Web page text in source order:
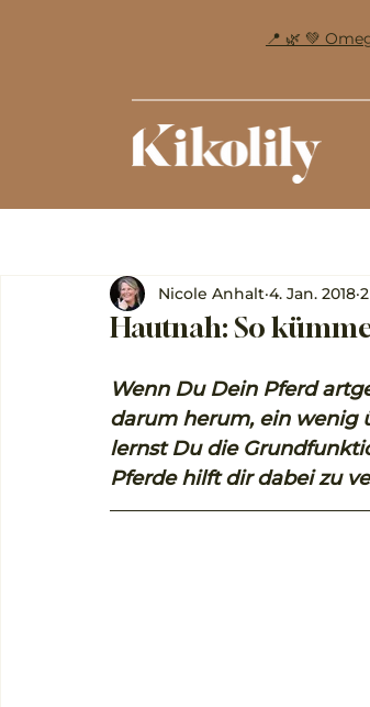
📍 🌿 💚
Hautnah: So
Nicole Anhalt 4. Jan. 2018
Wenn Du Dein Pferd
darum herum, ein wenig
lernst Du die
Pferde hilft dir dabei zu